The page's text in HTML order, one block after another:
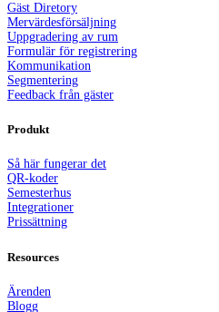
Gäst Diretory
Mervärdesförsäljning
Uppgradering av rum
Formulär för registrering
Kommunikation
Segmentering
Feedback från gäster
Produkt
Så här fungerar det
QR-koder
Semesterhus
Integrationer
Prissättning
Resources
Ärenden
Blogg